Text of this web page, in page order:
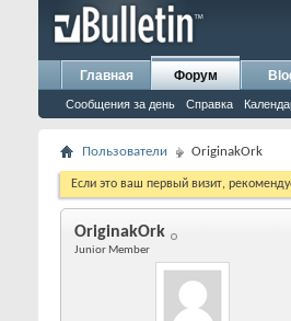
Главная Форум
Сообщения за день Справка
Пользователи OriginakOrk
Если это ваш первый визит,
OriginakOrk
Junior Member